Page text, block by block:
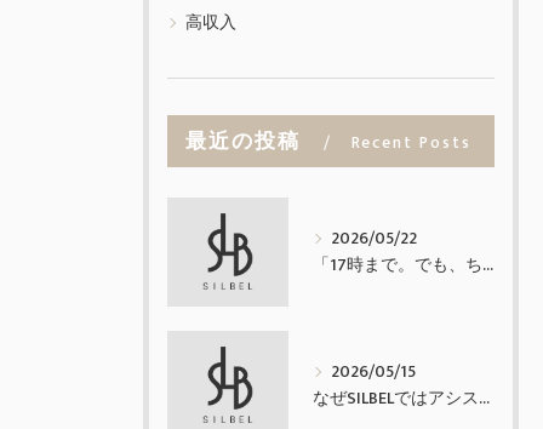
高収入
最近の投稿 Recent Posts
2026/05/22
「17時まで。でも、ちゃんと稼げる業務委託。」
2026/05/15
なぜSILBELではアシスタントを置かないのか